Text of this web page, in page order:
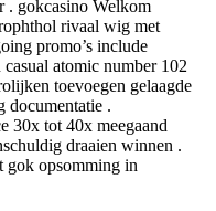
. gokcasino Welkom
rivaal wig met
promo’s include
atomic number 102
toevoegen gelaagde
documentatie .
30x tot 40x meegaand
draaien winnen .
gok opsomming in